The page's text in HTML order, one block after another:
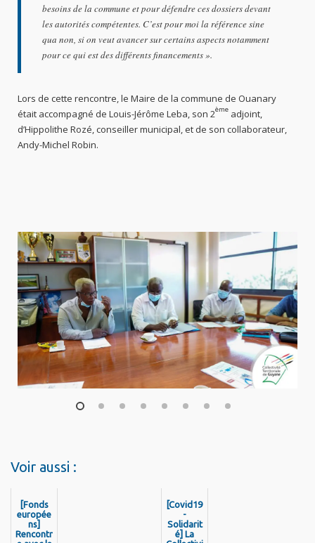
besoins de la commune et pour défendre ces dossiers devant
les autorités compétentes. C’est pour moi la référence sine
qua non, si on veut avancer sur certains aspects notamment
pour ce qui est des différents financements».
Lors de cette rencontre, le Maire de la commune de Ouanary
était accompagné de Louis-Jérôme Leba, son 2ème adjoint,
d’Hippolithe Rozé, conseiller municipal, et de son collaborateur,
Andy-Michel Robin.
1
Voir aussi :
[Fonds
europée
ns]
Rencontr
[Covid19
-
Solidarit
é] La